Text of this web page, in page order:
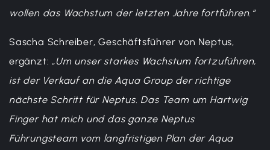
wollen das Wachstum der letzten Jahre fortführen.“
Sascha Schreiber, Geschäftsführer von Neptus,
ergänzt: „Um unser starkes Wachstum fortzuführen,
ist der Verkauf an die Aqua Group der richtige
nächste Schritt für Neptus. Das Team um Hartwig
Finger hat mich und das ganze Neptus
Führungsteam vom langfristigen Plan der Aqua